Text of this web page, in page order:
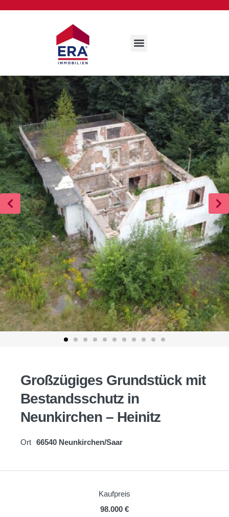
Großzügiges Grundstück mit
Bestandsschutz in
Neunkirchen – Heinitz
Ort 66540 Neunkirchen/Saar
Kaufpreis
98.000 €